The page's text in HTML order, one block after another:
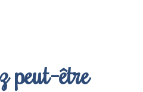
peut-être